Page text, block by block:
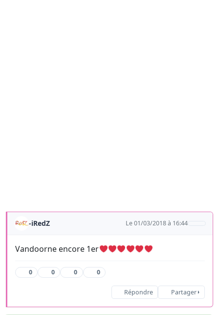
-iRedZ Le 01/03/2018 à 16:44
Vandoorne encore 1er
0 0 0 0
Répondre Partager